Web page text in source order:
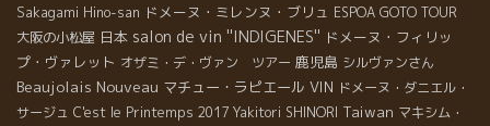
Sakagami Hino-san ドメーヌ・ミレンヌ・ブリュ ESPOA GOTO TOUR
大阪の小松屋 日本 salon de vin ''INDIGENES'' ドメーヌ・フィリッ
プ・ヴァレット オザミ・デ・ヴァン ツアー 鹿児島 シルヴァンさん
Beaujolais Nouveau マチュー・ラピエール VIN ドメーヌ・ダニエル・
サージュ C'est le Printemps 2017 Yakitori SHINORI Taiwan マキシム・